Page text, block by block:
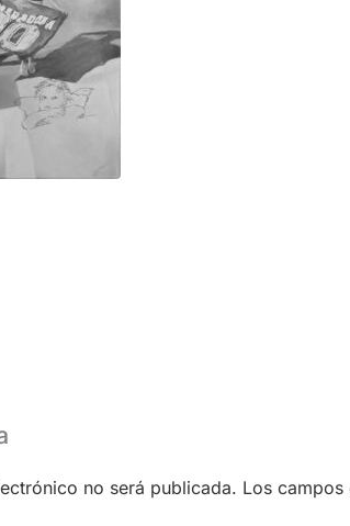
no será publicada. Los